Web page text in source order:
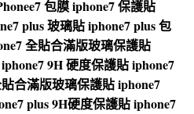
包膜iphone7 保護貼
plus 玻璃貼iphone7 plus 包
全貼合滿版玻璃保護貼
iphone7 9H 硬度保護貼iphone7
合滿版玻璃保護貼iphone7
plus 9H硬度保護貼iphone7